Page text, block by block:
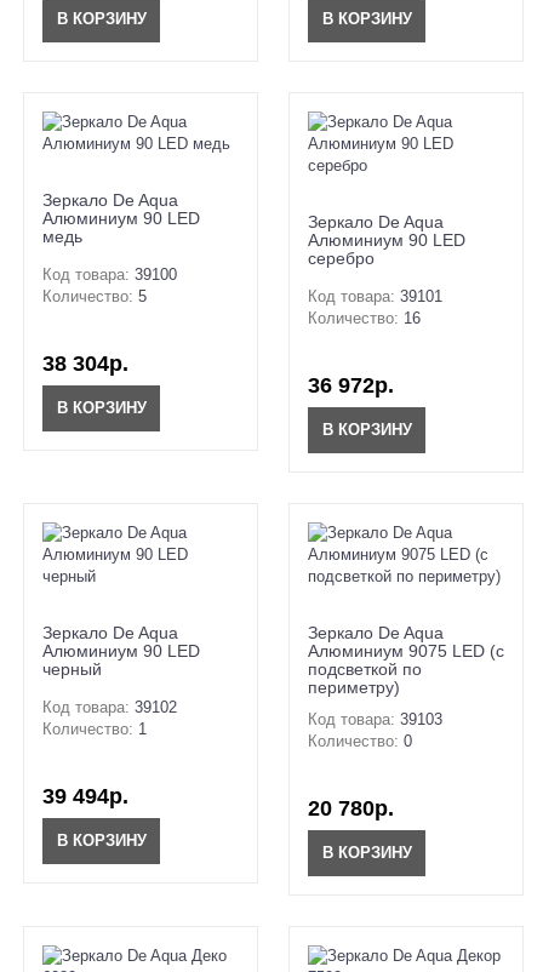
В КОРЗИНУ В КОРЗИНУ
Зеркало De Aqua
Алюминиум 90 LED
медь
Код товара: 39100
Количество: 5
38 304р.
В КОРЗИНУ
Зеркало De Aqua
Алюминиум 90 LED
серебро
Код товара: 39101
Количество: 16
36 972р.
В КОРЗИНУ
Зеркало De Aqua
Алюминиум 90 LED
черный
Код товара: 39102
Количество: 1
39 494р.
В КОРЗИНУ
Зеркало De Aqua
Алюминиум 9075 LED (с
подсветкой по
периметру)
Код товара: 39103
Количество: 0
20 780р.
В КОРЗИНУ